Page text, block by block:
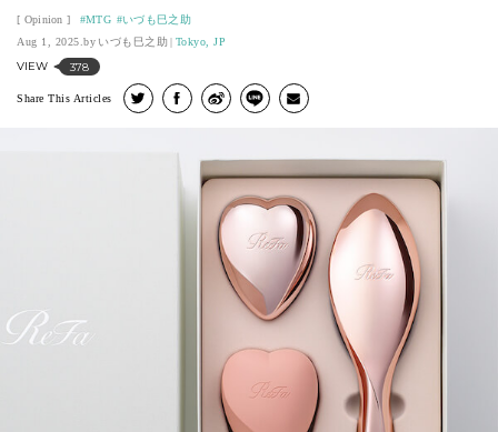
Opinion MTG
いづも巳之助
Aug 1, 2025.
いづも巳之助 Tokyo, JP
VIEW 378
Share This Articles